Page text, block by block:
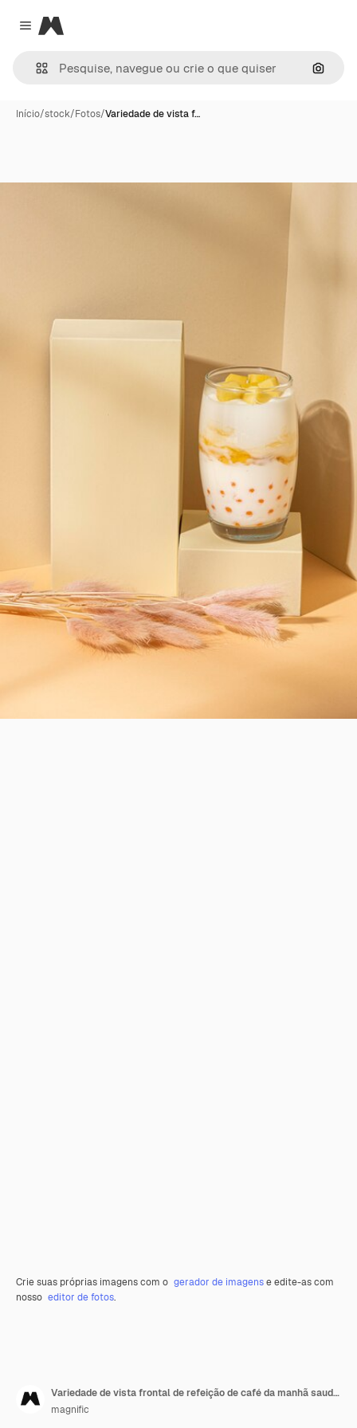
Close menu
Magnific
Início/stock/Fotos/Variedade de vista f…
Crie suas próprias imagens com o gerador de imagense edite-as com
nosso editor de fotos.
Variedade de vista frontal de refeição de café da manhã saudável com iogurte
magnific